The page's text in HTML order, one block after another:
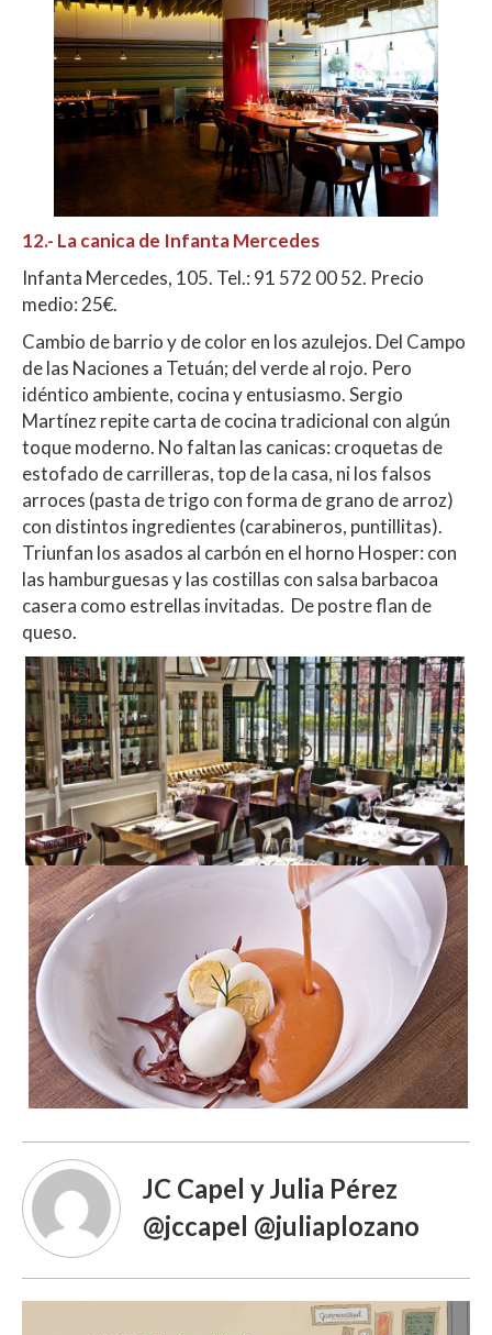
12.- La canica de Infanta Mercedes
Infanta Mercedes, 105. Tel.: 91 572 00 52. Precio
medio: 25€.
Cambio de barrio y de color en los azulejos. Del Campo
de las Naciones a Tetuán; del verde al rojo. Pero
idéntico ambiente, cocina y entusiasmo. Sergio
Martínez repite carta de cocina tradicional con algún
toque moderno. No faltan las canicas: croquetas de
estofado de carrilleras, top de la casa, ni los falsos
arroces (pasta de trigo con forma de grano de arroz)
con distintos ingredientes (carabineros, puntillitas).
Triunfan los asados al carbón en el horno Hosper: con
las hamburguesas y las costillas con salsa barbacoa
casera como estrellas invitadas. De postre flan de
queso.
JC Capel y Julia Pérez
@jccapel @juliaplozano